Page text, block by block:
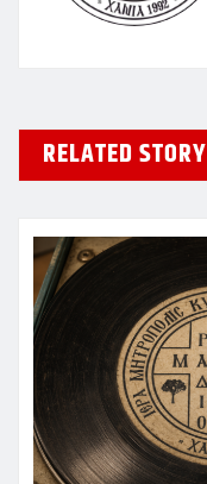
RELATED STORY